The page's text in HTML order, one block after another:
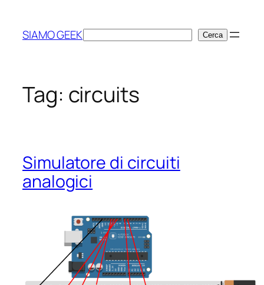
contenuto
SIAMO GEEKCerca Cerca
Tag: circuits
Simulatore di circuiti
analogici